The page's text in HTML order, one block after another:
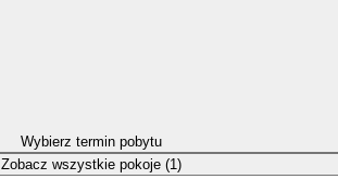
Wybierz termin pobytu
Zobacz wszystkie pokoje (1)